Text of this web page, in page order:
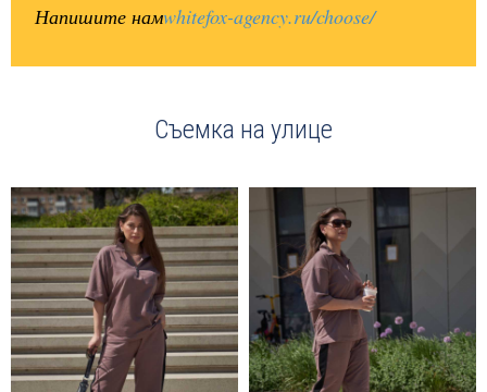
Напишите намwhitefox-agency.ru/choose/
Съемка на улице